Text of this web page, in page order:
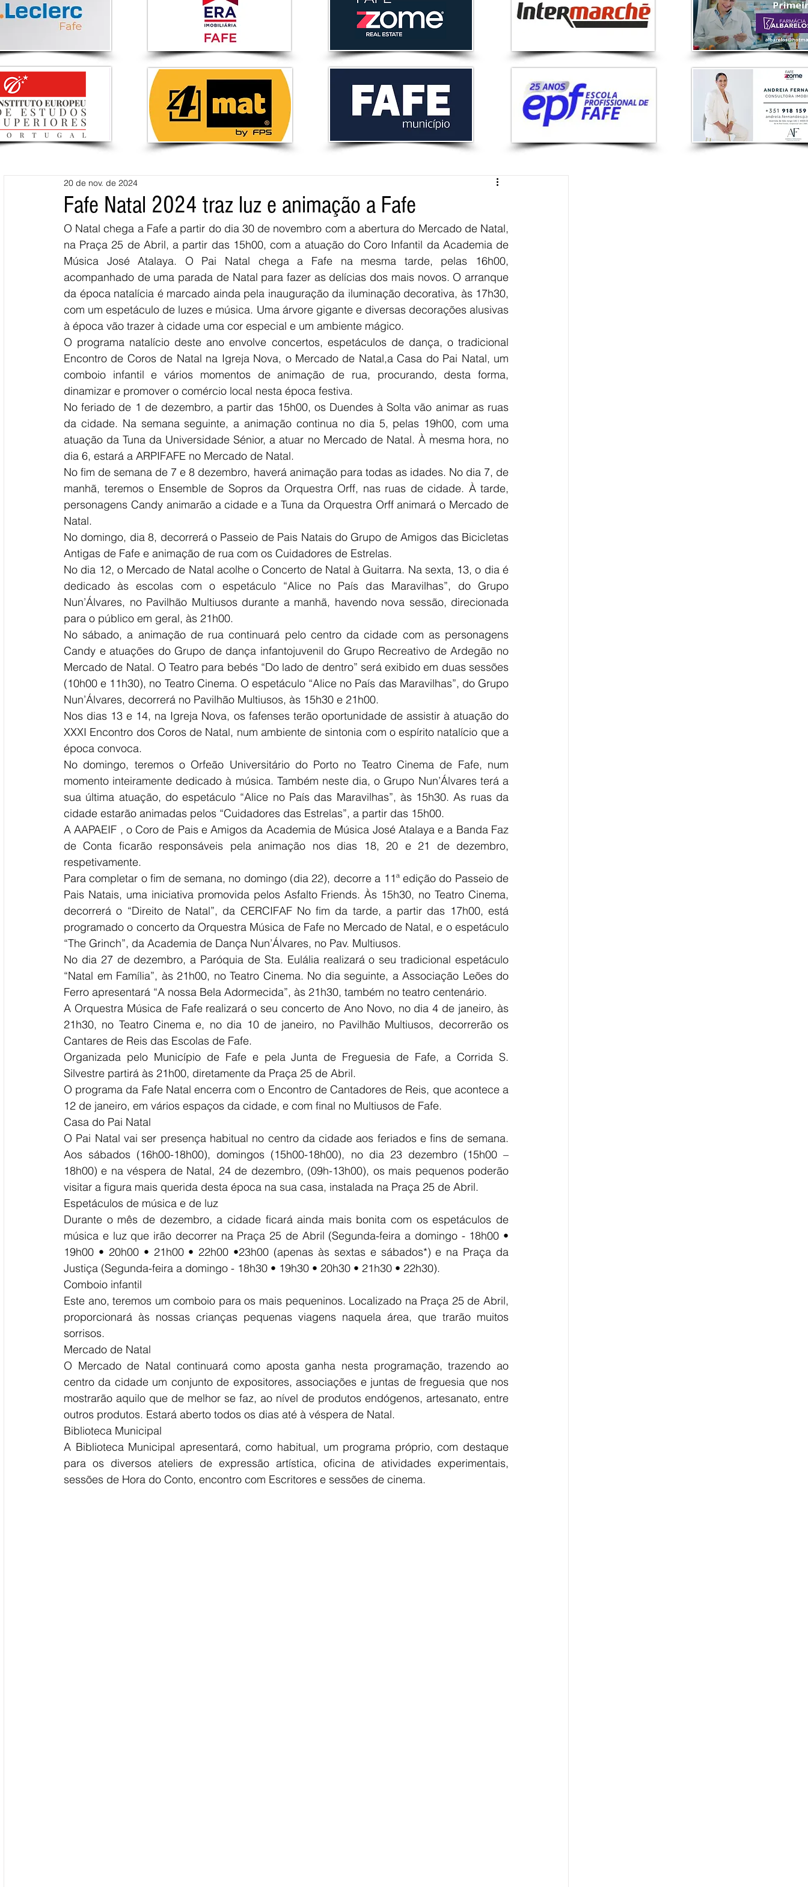
Fafe Natal 2024 traz luz e animação a Fafe
20 de nov. de 2024
O Natal chega a Fafe a partir do dia 30 de novembro com a abertura do Mercado de Natal,
na Praça 25 de Abril, a partir das 15h00, com a atuação do Coro Infantil da Academia de
Música José Atalaya. O Pai Natal chega a Fafe na mesma tarde, pelas 16h00,
acompanhado de uma parada de Natal para fazer as delícias dos mais novos. O arranque
da época natalícia é marcado ainda pela inauguração da iluminação decorativa, às 17h30,
com um espetáculo de luzes e música. Uma árvore gigante e diversas decorações alusivas
à época vão trazer à cidade uma cor especial e um ambiente mágico.
O programa natalício deste ano envolve concertos, espetáculos de dança, o tradicional
Encontro de Coros de Natal na Igreja Nova, o Mercado de Natal,a Casa do Pai Natal, um
comboio infantil e vários momentos de animação de rua, procurando, desta forma,
dinamizar e promover o comércio local nesta época festiva.
No feriado de 1 de dezembro, a partir das 15h00, os Duendes à Solta vão animar as ruas
da cidade. Na semana seguinte, a animação continua no dia 5, pelas 19h00, com uma
atuação da Tuna da Universidade Sénior, a atuar no Mercado de Natal. À mesma hora, no
dia 6, estará a ARPIFAFE no Mercado de Natal.
No fim de semana de 7 e 8 dezembro, haverá animação para todas as idades. No dia 7, de
manhã, teremos o Ensemble de Sopros da Orquestra Orff, nas ruas de cidade. À tarde,
personagens Candy animarão a cidade e a Tuna da Orquestra Orff animará o Mercado de
Natal.
No domingo, dia 8, decorrerá o Passeio de Pais Natais do Grupo de Amigos das Bicicletas
Antigas de Fafe e animação de rua com os Cuidadores de Estrelas.
No dia 12, o Mercado de Natal acolhe o Concerto de Natal à Guitarra. Na sexta, 13, o dia é
dedicado às escolas com o espetáculo “Alice no País das Maravilhas”, do Grupo
Nun’Álvares, no Pavilhão Multiusos durante a manhã, havendo nova sessão, direcionada
para o público em geral, às 21h00.
No sábado, a animação de rua continuará pelo centro da cidade com as personagens
Candy e atuações do Grupo de dança infantojuvenil do Grupo Recreativo de Ardegão no
Mercado de Natal. O Teatro para bebés “Do lado de dentro” será exibido em duas sessões
(10h00 e 11h30), no Teatro Cinema. O espetáculo “Alice no País das Maravilhas”, do Grupo
Nun’Álvares, decorrerá no Pavilhão Multiusos, às 15h30 e 21h00.
Nos dias 13 e 14, na Igreja Nova, os fafenses terão oportunidade de assistir à atuação do
XXXI Encontro dos Coros de Natal, num ambiente de sintonia com o espírito natalício que a
época convoca.
No domingo, teremos o Orfeão Universitário do Porto no Teatro Cinema de Fafe, num
momento inteiramente dedicado à música. Também neste dia, o Grupo Nun’Álvares terá a
sua última atuação, do espetáculo “Alice no País das Maravilhas”, às 15h30. As ruas da
cidade estarão animadas pelos “Cuidadores das Estrelas”, a partir das 15h00.
A AAPAEIF , o Coro de Pais e Amigos da Academia de Música José Atalaya e a Banda Faz
de Conta ficarão responsáveis pela animação nos dias 18, 20 e 21 de dezembro,
respetivamente.
Para completar o fim de semana, no domingo (dia 22), decorre a 11ª edição do Passeio de
Pais Natais, uma iniciativa promovida pelos Asfalto Friends. Às 15h30, no Teatro Cinema,
decorrerá o “Direito de Natal”, da CERCIFAF No fim da tarde, a partir das 17h00, está
programado o concerto da Orquestra Música de Fafe no Mercado de Natal, e o espetáculo
“The Grinch”, da Academia de Dança Nun’Álvares, no Pav. Multiusos.
No dia 27 de dezembro, a Paróquia de Sta. Eulália realizará o seu tradicional espetáculo
“Natal em Família”, às 21h00, no Teatro Cinema. No dia seguinte, a Associação Leões do
Ferro apresentará “A nossa Bela Adormecida”, às 21h30, também no teatro centenário.
A Orquestra Música de Fafe realizará o seu concerto de Ano Novo, no dia 4 de janeiro, às
21h30, no Teatro Cinema e, no dia 10 de janeiro, no Pavilhão Multiusos, decorrerão os
Cantares de Reis das Escolas de Fafe.
Organizada pelo Município de Fafe e pela Junta de Freguesia de Fafe, a Corrida S.
Silvestre partirá às 21h00, diretamente da Praça 25 de Abril.
O programa da Fafe Natal encerra com o Encontro de Cantadores de Reis, que acontece a
12 de janeiro, em vários espaços da cidade, e com final no Multiusos de Fafe.
Casa do Pai Natal
O Pai Natal vai ser presença habitual no centro da cidade aos feriados e fins de semana.
Aos sábados (16h00-18h00), domingos (15h00-18h00), no dia 23 dezembro (15h00 –
18h00) e na véspera de Natal, 24 de dezembro, (09h-13h00), os mais pequenos poderão
visitar a figura mais querida desta época na sua casa, instalada na Praça 25 de Abril.
Espetáculos de música e de luz
Durante o mês de dezembro, a cidade ficará ainda mais bonita com os espetáculos de
música e luz que irão decorrer na Praça 25 de Abril (Segunda-feira a domingo - 18h00 •
19h00 • 20h00 • 21h00 • 22h00 •23h00 (apenas às sextas e sábados*) e na Praça da
Justiça (Segunda-feira a domingo - 18h30 • 19h30 • 20h30 • 21h30 • 22h30).
Comboio infantil
Este ano, teremos um comboio para os mais pequeninos. Localizado na Praça 25 de Abril,
proporcionará às nossas crianças pequenas viagens naquela área, que trarão muitos
sorrisos.
Mercado de Natal
O Mercado de Natal continuará como aposta ganha nesta programação, trazendo ao
centro da cidade um conjunto de expositores, associações e juntas de freguesia que nos
mostrarão aquilo que de melhor se faz, ao nível de produtos endógenos, artesanato, entre
outros produtos. Estará aberto todos os dias até à véspera de Natal.
Biblioteca Municipal
A Biblioteca Municipal apresentará, como habitual, um programa próprio, com destaque
para os diversos ateliers de expressão artística, oficina de atividades experimentais,
sessões de Hora do Conto, encontro com Escritores e sessões de cinema.